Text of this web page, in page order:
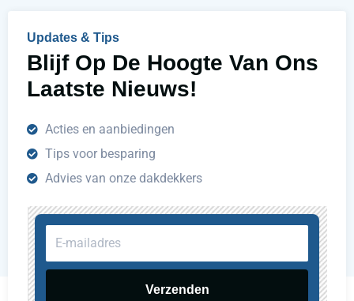
Updates & Tips
Blijf Op De Hoogte Van Ons
Laatste Nieuws!
Acties en aanbiedingen
Tips voor besparing
Advies van onze dakdekkers
mailadres
Verzenden